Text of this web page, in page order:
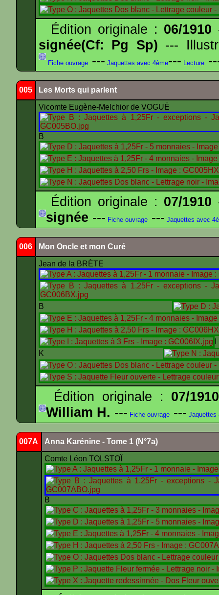
Édition originale : 06/1910
signée(Cf: Pg Sp) ---
Fiche ouvrage --- Jaquettes avec 4ème--- Lecture
005 Les Morts qui parlent
Vicomte Eugène-Melchior de VOGUË
B
Édition originale : 07/1910
signée --- Fiche ouvrage --- Jaquettes avec
006 Mon Oncle et mon Curé
Jean de la BRÈTE
B
K
Édition originale : 07/1910
William H. --- Fiche ouvrage --- Jaquettes
007A Anna Karénine - Tome 1 (N°7a)
Comte Léon TOLSTOÏ
B